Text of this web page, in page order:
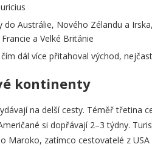
do Austrálie, Nového Zélandu a
a Velké Británie
dál více přitahoval východ,
kontinenty
na delší cesty. Téměř třetina
si dopřávají 2–3 týdny.
Maroko, zatímco cestovatelé z